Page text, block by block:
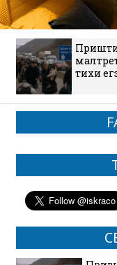
тихи